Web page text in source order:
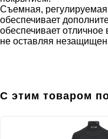
Съемная,
обеспечивает
обеспечивает
не оставляя
С этим товаром